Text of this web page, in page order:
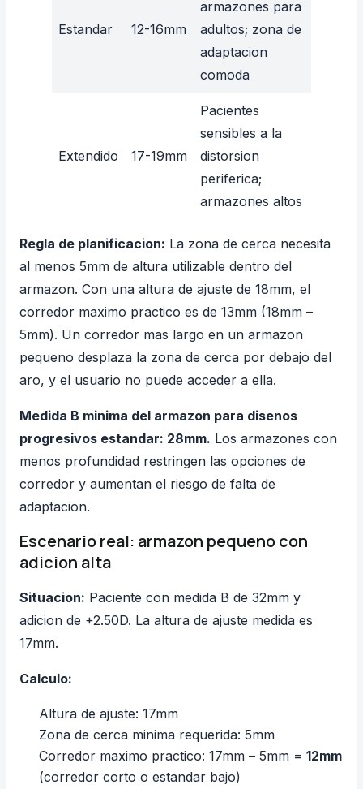
Estandar 12-16mm
armazones para
adultos; zona de
adaptacion
comoda
Extendido 17-19mm
Pacientes
sensibles a la
distorsion
periferica;
armazones altos
Regla de planificacion: La zona de cerca necesita
al menos 5mm de altura utilizable dentro del
armazon. Con una altura de ajuste de 18mm, el
corredor maximo practico es de 13mm (18mm –
5mm). Un corredor mas largo en un armazon
pequeno desplaza la zona de cerca por debajo del
aro, y el usuario no puede acceder a ella.
Medida B minima del armazon para disenos
progresivos estandar: 28mm. Los armazones con
menos profundidad restringen las opciones de
corredor y aumentan el riesgo de falta de
adaptacion.
Escenario real: armazon pequeno con
adicion alta
Situacion: Paciente con medida B de 32mm y
adicion de +2.50D. La altura de ajuste medida es
17mm.
Calculo:
Altura de ajuste: 17mm
Zona de cerca minima requerida: 5mm
Corredor maximo practico: 17mm – 5mm = 12mm
(corredor corto o estandar bajo)